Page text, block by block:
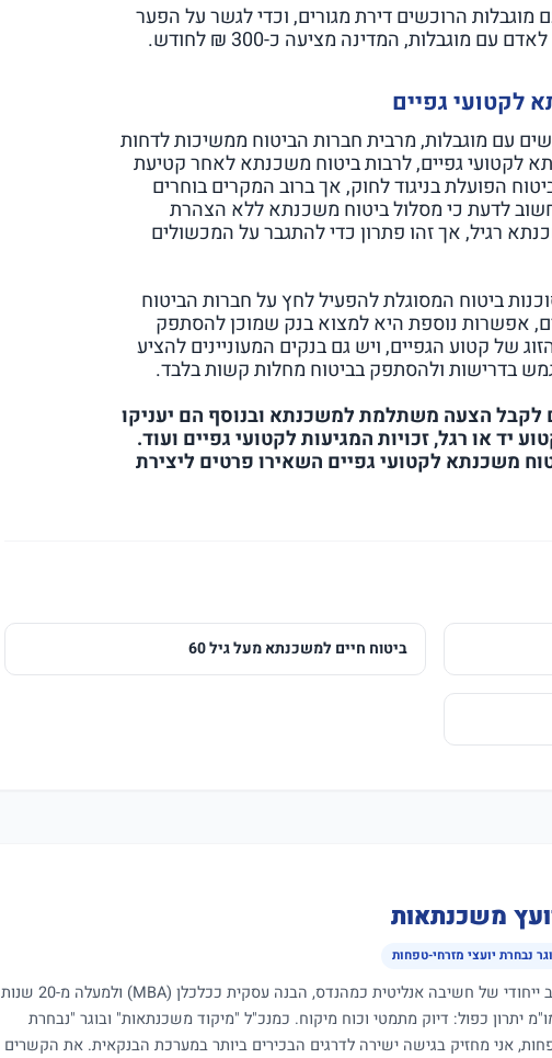
הרוכשים דירת מגורים, וכדי לגשר על הפער
עם מוגבלות, המדינה מציעה כ-300 ₪ לחודש.
לקטועי גפיים
עם מוגבלות, מרבית חברות הביטוח ממשיכות לדחות
לקטועי גפיים, לרבות ביטוח משכנתא לאחר קטיעת
הפועלת בניגוד לחוק, אך ברוב המקרים בוחרים
לדעת כי מסלול ביטוח משכנתא ללא הצהרת
רגיל, אך זהו פתרון כדי להתגבר על המכשולים
ביטוח המסוגלת להפעיל לחץ על חברות הביטוח
אפשרות נוספת היא למצוא בנק שמוכן להסתפק
של קטוע הגפיים, ויש גם בנקים המעוניינים להציע
בדרישות ולהסתפק בביטוח מחלות קשות בלבד.
לקבל הצעה משתלמת למשכנתא ובנוסף הם יעניקו
יד או רגל, זכויות המגיעות לקטועי גפיים ועוד.
משכנתא לקטועי גפיים השאירו פרטים ליצירת
ביטוח חיים למשכנתא מעל גיל 60
משכנתאות
נבחרת יועצי מזרחי-טפחות
כיועץ משכנתאות עם שילוב ייחודי של חשיבה אנליטית כמהנדס, הבנה עסקית ככלכלן (MBA) ולמעלה מ-20 שנות
יתרון כפול: דיוק מתמטי וכוח מיקוח. כמנכ"ל "מיקוד משכנתאות" ובוגר "נבחרת
אני מחזיק בגישה ישירה לדרגים הבכירים ביותר במערכת הבנקאית. את הקשרים